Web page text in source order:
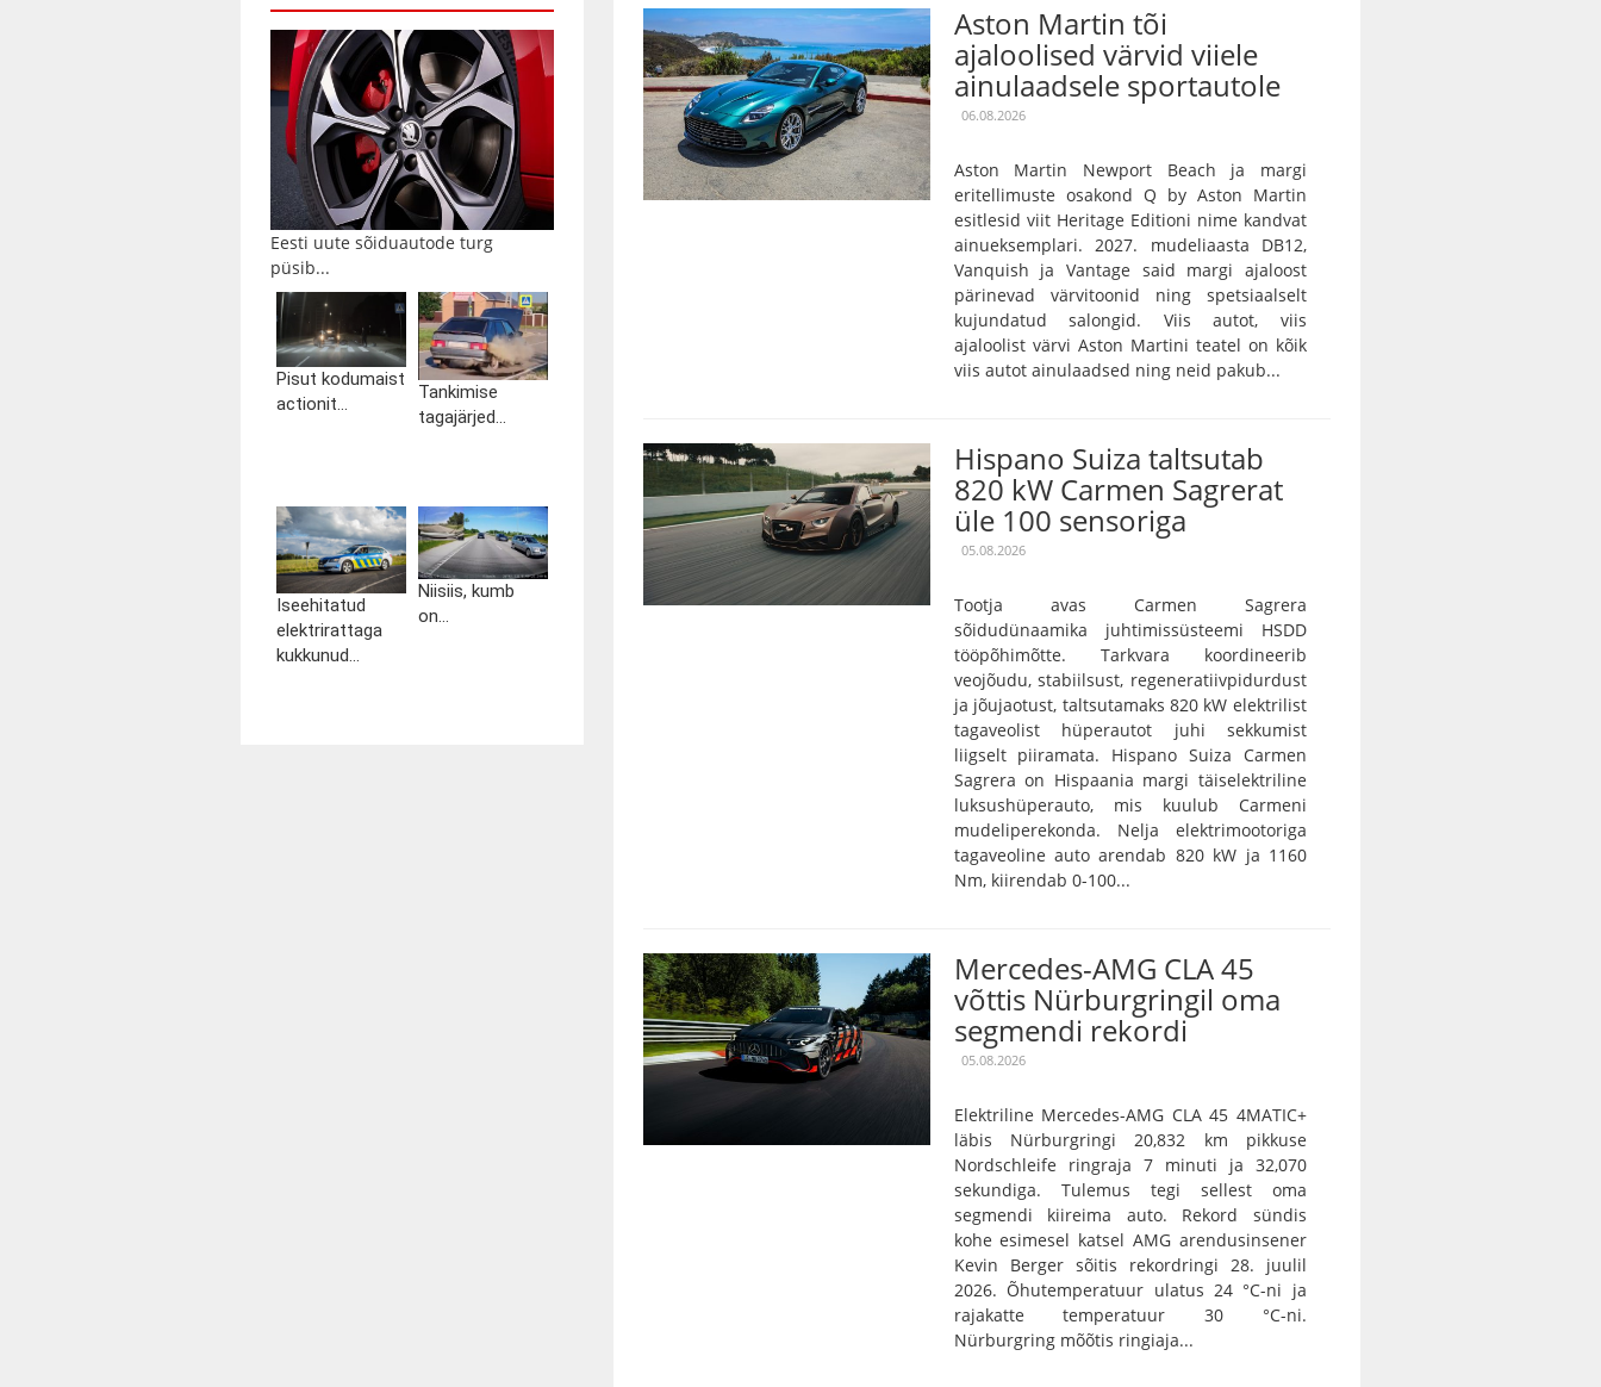
Eesti uute sõiduautode turg
püsib...
Pisut kodumaist
actionit...
Tankimise
tagajärjed...
Iseehitatud
elektrirattaga
kukkunud...
Niisiis, kumb
on...
Aston Martin tõi
ajaloolised värvid viiele
ainulaadsele sportautole
06.08.2026
Aston Martin Newport Beach ja margi
eritellimuste osakond Q by Aston Martin
esitlesid viit Heritage Editioni nime kandvat
ainueksemplari. 2027. mudeliaasta DB12,
Vanquish ja Vantage said margi ajaloost
pärinevad värvitoonid ning spetsiaalselt
kujundatud salongid. Viis autot, viis
ajaloolist värvi Aston Martini teatel on kõik
viis autot ainulaadsed ning neid pakub...
Hispano Suiza taltsutab
820 kW Carmen Sagrerat
üle 100 sensoriga
05.08.2026
Tootja avas Carmen Sagrera
sõidudünaamika juhtimissüsteemi HSDD
tööpõhimõtte. Tarkvara koordineerib
veojõudu, stabiilsust, regeneratiivpidurdust
ja jõujaotust, taltsutamaks 820 kW elektrilist
tagaveolist hüperautot juhi sekkumist
liigselt piiramata. Hispano Suiza Carmen
Sagrera on Hispaania margi täiselektriline
luksushüperauto, mis kuulub Carmeni
mudeliperekonda. Nelja elektrimootoriga
tagaveoline auto arendab 820 kW ja 1160
Nm, kiirendab 0-100...
Mercedes-AMG CLA 45
võttis Nürburgringil oma
segmendi rekordi
05.08.2026
Elektriline Mercedes-AMG CLA 45 4MATIC+
läbis Nürburgringi 20,832 km pikkuse
Nordschleife ringraja 7 minuti ja 32,070
sekundiga. Tulemus tegi sellest oma
segmendi kiireima auto. Rekord sündis
kohe esimesel katsel AMG arendusinsener
Kevin Berger sõitis rekordringi 28. juulil
2026. Õhutemperatuur ulatus 24 °C-ni ja
rajakatte temperatuur 30 °C-ni.
Nürburgring mõõtis ringiaja...